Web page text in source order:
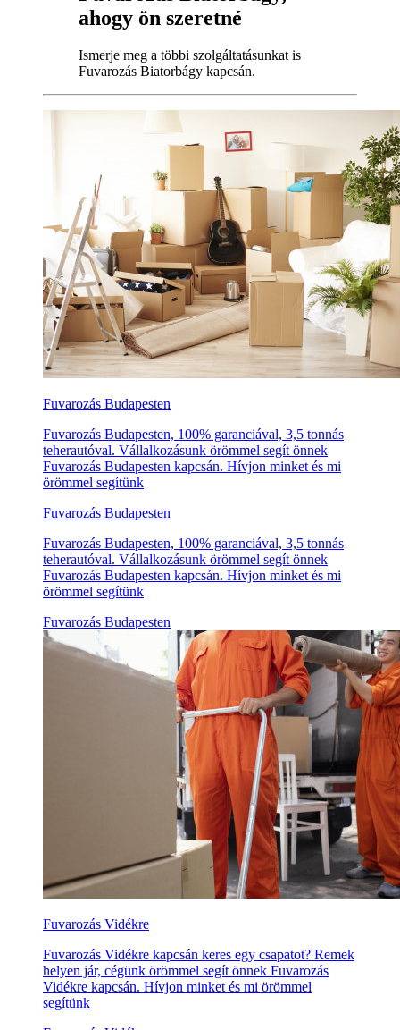
ahogy ön szeretné
Ismerje meg a többi szolgáltatásunkat is
Fuvarozás Biatorbágy kapcsán.
Fuvarozás Budapesten
Fuvarozás Budapesten, 100% garanciával, 3,5 tonnás
teherautóval. Vállalkozásunk örömmel segít önnek
Fuvarozás Budapesten kapcsán. Hívjon minket és mi
örömmel segítünk
Fuvarozás Budapesten
Fuvarozás Budapesten, 100% garanciával, 3,5 tonnás
teherautóval. Vállalkozásunk örömmel segít önnek
Fuvarozás Budapesten kapcsán. Hívjon minket és mi
örömmel segítünk
Fuvarozás Budapesten
Fuvarozás Vidékre
Fuvarozás Vidékre kapcsán keres egy csapatot? Remek
helyen jár, cégünk örömmel segít önnek Fuvarozás
Vidékre kapcsán. Hívjon minket és mi örömmel
segítünk